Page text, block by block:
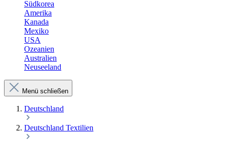
Südkorea
Amerika
Kanada
Mexiko
USA
Ozeanien
Australien
Neuseeland
Menü schließen
Deutschland
Deutschland Textilien